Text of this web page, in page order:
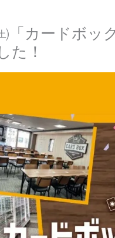
カードボッ
た！